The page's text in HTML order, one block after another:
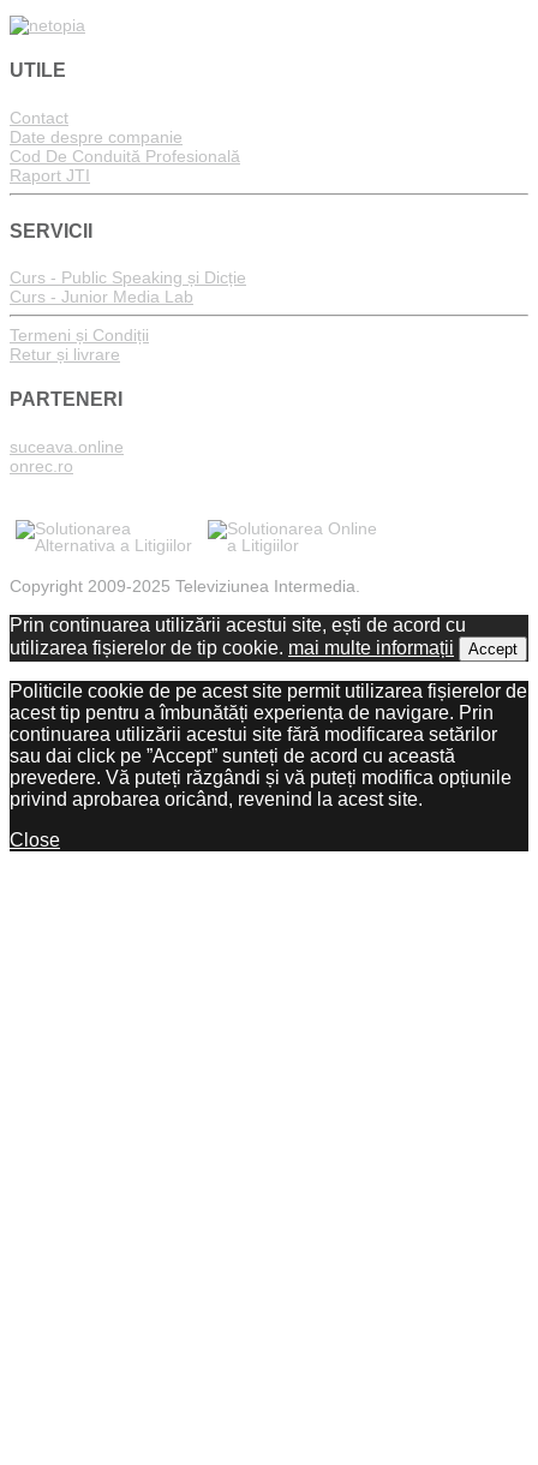
UTILE
Contact
Date despre companie
Cod De Conduită Profesională
Raport JTI
SERVICII
Curs - Public Speaking și Dicție
Curs - Junior Media Lab
Termeni și Condiții
Retur și livrare
PARTENERI
suceava.online
onrec.ro
Copyright 2009-2025 Televiziunea Intermedia.
Prin continuarea utilizării acestui site, ești de acord cu
utilizarea fișierelor de tip cookie. mai multe informații Accept
Politicile cookie de pe acest site permit utilizarea fișierelor de
acest tip pentru a îmbunătăți experiența de navigare. Prin
continuarea utilizării acestui site fără modificarea setărilor
sau dai click pe ”Accept” sunteți de acord cu această
prevedere. Vă puteți răzgândi și vă puteți modifica opțiunile
privind aprobarea oricând, revenind la acest site.
Close